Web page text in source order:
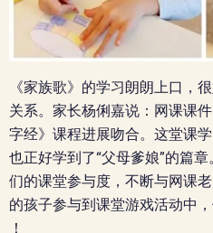
《家族歌》的学习朗朗上口，
关系。家长杨俐嘉说：网课课
字经》课程进展吻合。这堂课
也正好学到了“父母爹娘”的篇
们的课堂参与度，不断与网课
的孩子参与到课堂游戏活动中
！